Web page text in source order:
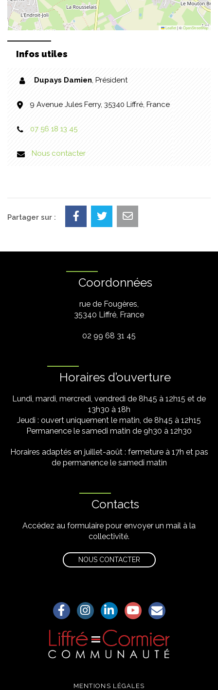
Leaflet|©OpenStreetMap
Infos utiles
Dupays Damien, Président
9 Avenue Jules Ferry, 35340 Liffré, France
07 56 18 13 45
Nous contacter
Partager sur :
Coordonnées
rue de Fougères,
35340 Liffré, France
02 99 68 31 45
Horaires d’ouverture
Lundi, mardi, mercredi, vendredi de 8h45 à 12h15 et de
13h30 à 18h
Jeudi : ouvert uniquement le matin, de 8h45 à 12h15
Permanence le samedi matin de 9h30 à 12h30
Horaires adaptés en juillet-août : fermeture à 17h et pas
de permanence le samedi matin
Contacts
Accédez au formulaire pour envoyer un mail à la
collectivité.
NOUS CONTACTER
Lien vers le compte Facebook
Lien vers le compte Instagram
Lien vers le compte Linkedin
Lien vers la chaîne
S'aWonner à
MENTIONS LÉGALES